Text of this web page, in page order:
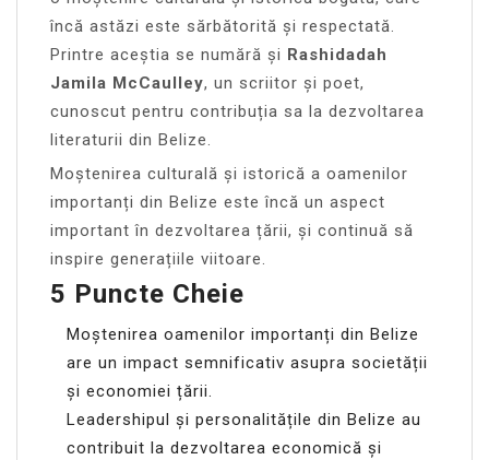
încă astăzi este sărbătorită și respectată.
Printre aceștia se numără și Rashidadah
Jamila McCaulley, un scriitor și poet,
cunoscut pentru contribuția sa la dezvoltarea
literaturii din Belize.
Moștenirea culturală și istorică a oamenilor
importanți din Belize este încă un aspect
important în dezvoltarea țării, și continuă să
inspire generațiile viitoare.
5 Puncte Cheie
Moștenirea oamenilor importanți din Belize
are un impact semnificativ asupra societății
și economiei țării.
Leadershipul și personalitățile din Belize au
contribuit la dezvoltarea economică și